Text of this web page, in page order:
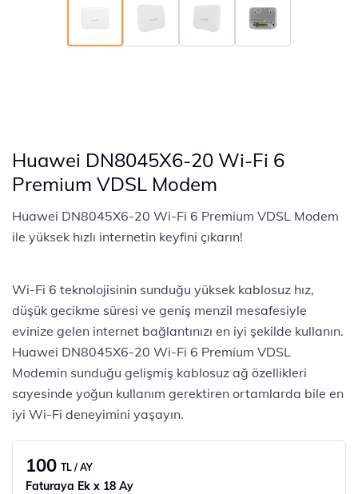
Huawei DN8045X6-20 Wi-Fi 6
Premium VDSL Modem
Huawei DN8045X6-20 Wi-Fi 6 Premium VDSL Modem
ile yüksek hızlı internetin keyfini çıkarın!
Wi-Fi 6 teknolojisinin sunduğu yüksek kablosuz hız,
düşük gecikme süresi ve geniş menzil mesafesiyle
evinize gelen internet bağlantınızı en iyi şekilde kullanın.
Huawei DN8045X6-20 Wi-Fi 6 Premium VDSL
Modemin sunduğu gelişmiş kablosuz ağ özellikleri
sayesinde yoğun kullanım gerektiren ortamlarda bile en
iyi Wi-Fi deneyimini yaşayın.
100 TL / AY
Faturaya Ek x 18 Ay